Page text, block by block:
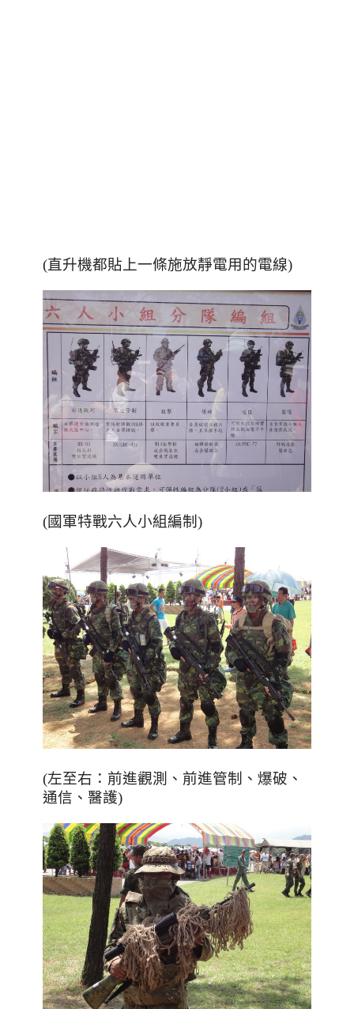
(直升機都貼上一條施放靜電用的電線)
(國軍特戰六人小組編制)
(左至右 ：前進觀測 、前進管制 、爆破 、
通信 、醫護)